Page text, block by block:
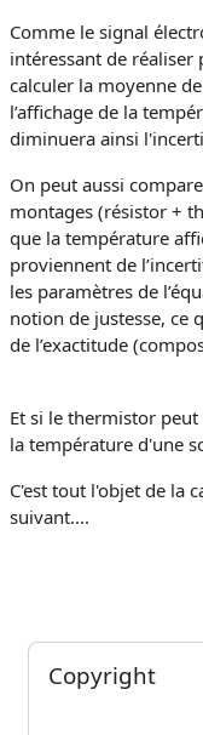
Comme le signal
intéressant de réaliser
calculer la moyenne
l’affichage de la
diminuera ainsi
On peut aussi
montages (résistor +
que la température
proviennent de
les paramètres de
notion de justesse, ce
de l’exactitude
Et si le thermistor
la température d'une
C'est tout l'objet de la
suivant....
Blocs
Passer Copyright
Copyright